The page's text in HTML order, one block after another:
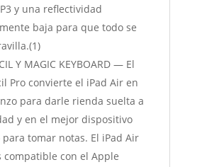
y una reflectividad
baja para que todo se
Y MAGIC KEYBOARD — El
Pro convierte el iPad Air en
para darle rienda suelta a
y en el mejor dispositivo
tomar notas. El iPad Air
compatible con el Apple